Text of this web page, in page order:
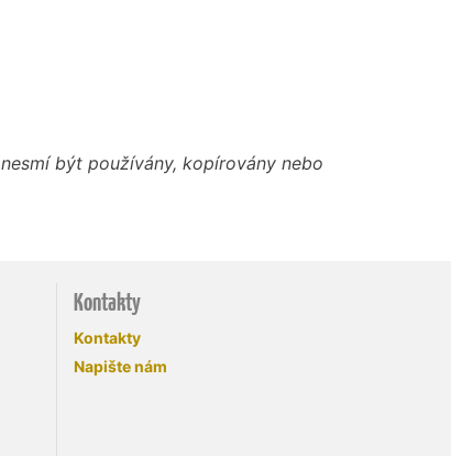
nesmí být používány, kopírovány nebo
Kontakty
Kontakty
Napište nám